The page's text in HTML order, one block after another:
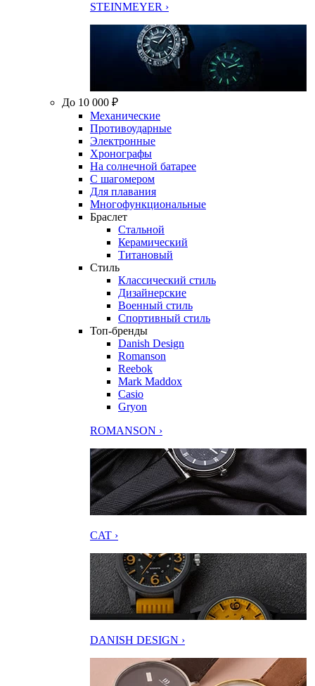
STEINMEYER ›
До 10 000 ₽
Механические
Противоударные
Электронные
Хронографы
На солнечной батарее
С шагомером
Для плавания
Многофункциональные
Браслет
Стальной
Керамический
Титановый
Стиль
Классический стиль
Дизайнерские
Военный стиль
Спортивный стиль
Топ-бренды
Danish Design
Romanson
Reebok
Mark Maddox
Casio
Gryon
ROMANSON ›
CAT ›
DANISH DESIGN ›